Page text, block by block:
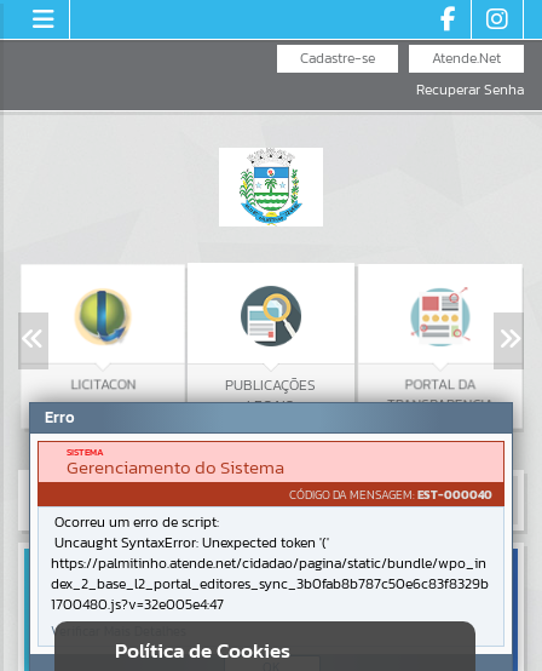
Atende.Net
Cadastre-se
Recuperar Senha
LICITACON
PUBLICAÇÕES
LEGAIS
PORTAL DA
TRANSPARENCIA
Resultados para""
PortaisPolítica de Cookies
Erro
SISTEMA
Gerenciamento do Sistema
CÓDIGO DA MENSAGEM:EST-000040
Ocorreu um erro de script:
Uncaught SyntaxError: Unexpected token '('
https://palmitinho.atende.net/cidadao/pagina/static/bundle/wpo_in
dex_2_base_l2_portal_editores_sync_3b0fab8b787c50e6c83f8329b
1700480.js?v=32e005e4:47
Verificar Mais Detalhes